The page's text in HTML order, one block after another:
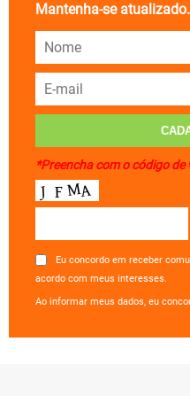
Mantenha-se
*Preencha com o código de
Eu concordo em receber
acordo com meus interesses.
Ao informar meus dados, eu